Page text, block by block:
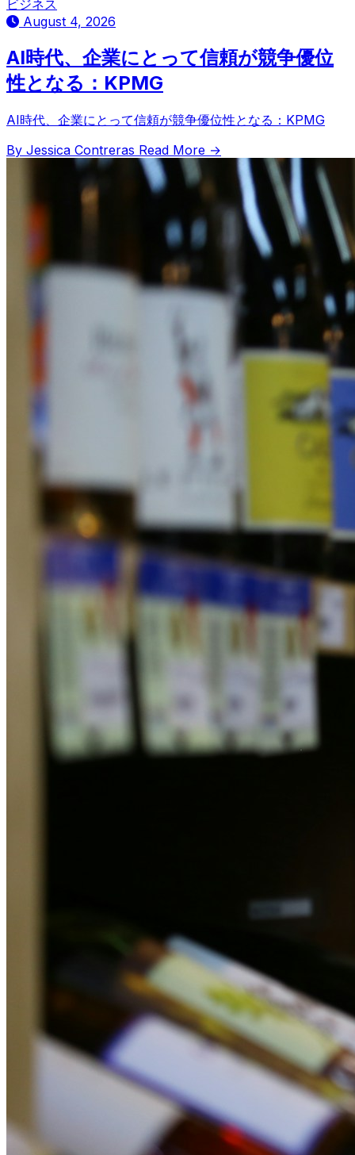
ビジネス
August 4, 2026
AI時代、企業にとって信頼が競争優位
性となる：KPMG
AI時代、企業にとって信頼が競争優位性となる：KPMG
By Jessica Contreras Read More →